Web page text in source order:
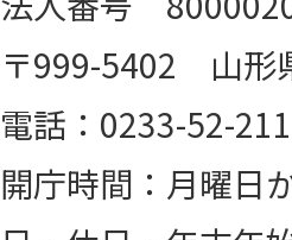
〒999-5402 山形
電話：0233-52-
開庁時間：月曜日